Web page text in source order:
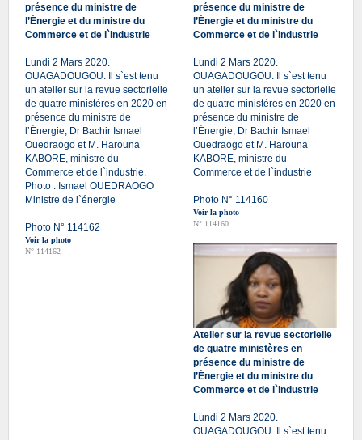
présence du ministre de
l’Énergie et du ministre du
Commerce et de l`industrie
Lundi 2 Mars 2020.
OUAGADOUGOU. Il s`est tenu
un atelier sur la revue sectorielle
de quatre ministères en 2020 en
présence du ministre de
l’Énergie, Dr Bachir Ismael
Ouedraogo et M. Harouna
KABORE, ministre du
Commerce et de l`industrie.
Photo : Ismael OUEDRAOGO
Ministre de l`énergie
Photo N° 114162
Voir la photo
N° 114162
présence du ministre de
l’Énergie et du ministre du
Commerce et de l`industrie
Lundi 2 Mars 2020.
OUAGADOUGOU. Il s`est tenu
un atelier sur la revue sectorielle
de quatre ministères en 2020 en
présence du ministre de
l’Énergie, Dr Bachir Ismael
Ouedraogo et M. Harouna
KABORE, ministre du
Commerce et de l`industrie
Photo N° 114160
Voir la photo
N° 114160
Atelier sur la revue sectorielle
de quatre ministères en
présence du ministre de
l’Énergie et du ministre du
Commerce et de l`industrie
Lundi 2 Mars 2020.
OUAGADOUGOU. Il s`est tenu